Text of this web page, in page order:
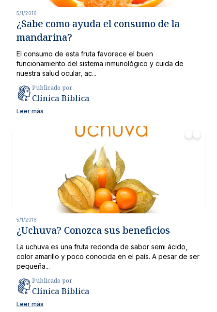
5/1/2016
¿Sabe como ayuda el consumo de la
mandarina?
El consumo de esta fruta favorece el buen
funcionamiento del sistema inmunológico y cuida de
nuestra salud ocular, ac...
Publicado por
Clínica Bíblica
Leer más
5/1/2016
¿Uchuva? Conozca sus beneficios
La uchuva es una fruta redonda de sabor semi ácido,
color amarillo y poco conocida en el país. A pesar de ser
pequeña...
Publicado por
Clínica Bíblica
Leer más